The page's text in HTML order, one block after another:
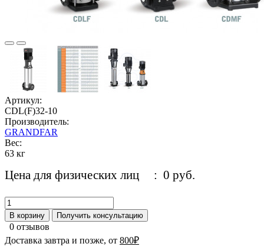
Артикул:
CDL(F)32-10
Производитель:
GRANDFAR
Вес:
63 кг
Цена для физических лиц : 0 руб.
В корзину Получить консультацию
0 отзывов
Доставка завтра и позже, от 800₽